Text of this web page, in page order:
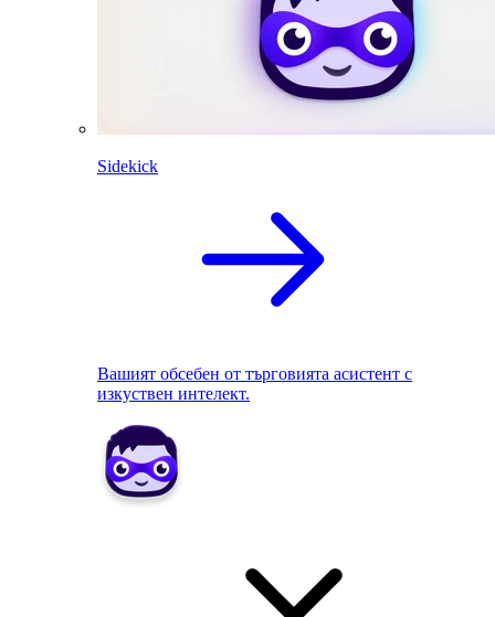
Sidekick
Вашият обсебен от търговията асистент с
изкуствен интелект.